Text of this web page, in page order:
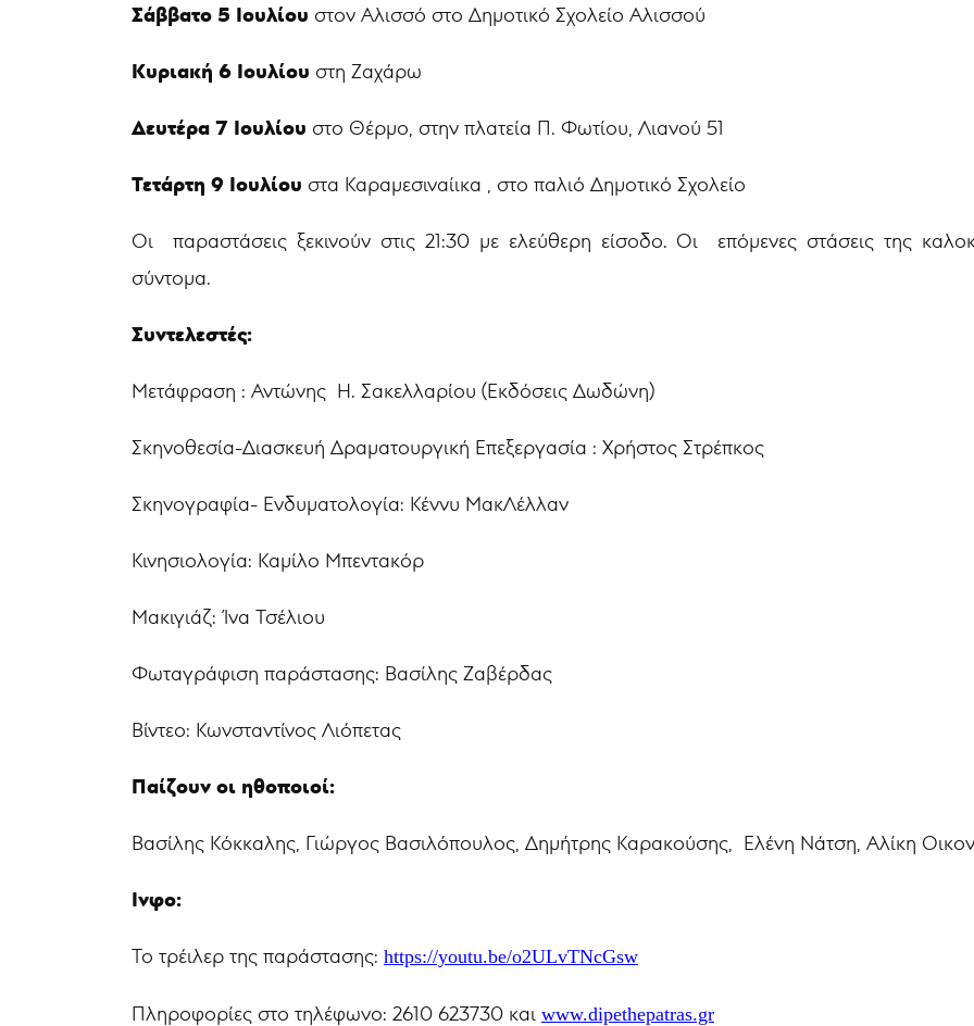
Σάββατο 5 Ιουλίου στον Αλισσό στο Δημοτικό Σχολείο Αλισσού
Κυριακή 6 Ιουλίου στη Ζαχάρω
Δευτέρα 7 Ιουλίου στο Θέρμο, στην πλατεία Π. Φωτίου, Λιανού 51
Τετάρτη 9 Ιουλίου στα Καραμεσιναίικα , στο παλιό Δημοτικό Σχολείο
Οι παραστάσεις ξεκινούν στις 21:30 με ελεύθερη είσοδο. Οι επόμενες στάσεις της
σύντομα.
Συντελεστές:
Μετάφραση : Αντώνης Η. Σακελλαρίου (Εκδόσεις Δωδώνη)
Σκηνοθεσία-Διασκευή Δραματουργική Επεξεργασία : Χρήστος Στρέπκος
Σκηνογραφία- Ενδυματολογία: Κέννυ ΜακΛέλλαν
Κινησιολογία: Καμίλο Μπεντακόρ
Μακιγιάζ: Ίνα Τσέλιου
Φωταγράφιση παράστασης: Βασίλης Ζαβέρδας
Βίντεο: Κωνσταντίνος Λιόπετας
Παίζουν οι ηθοποιοί:
Βασίλης Κόκκαλης, Γιώργος Βασιλόπουλος, Δημήτρης Καρακούσης, Ελένη Νάτση, Αλίκη
Ινφο:
Το τρέιλερ της παράστασης: https://youtu.be/o2ULvTNcGsw
Πληροφορίες στο τηλέφωνο: 2610 623730 και www.dipethepatras.gr